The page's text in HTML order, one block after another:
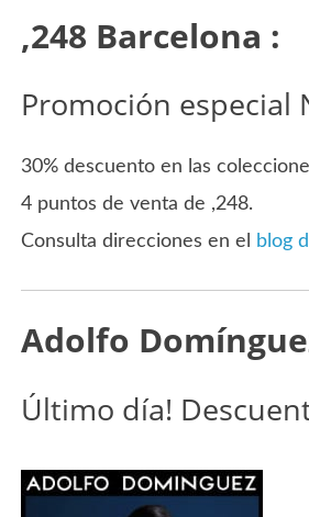
,248 Barcelona :
Promoción especial
30% descuento en las
4 puntos de venta de ,248.
Consulta direcciones en el
blog
Adolfo
Último día!